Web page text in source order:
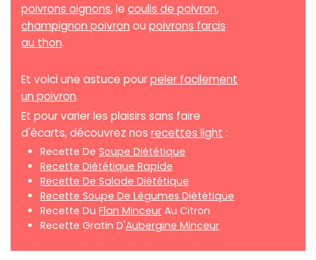
poivrons oignons, le coulis de poivron,
champignon poivron ou poivrons farcis
au thon.
Et voici une astuce pourpeler facilement
un poivron.
Et pour varier les plaisirs sans faire
d'écarts, découvrez nos recettes light :
Recette De Soupe Diététique
Recette Diététique Rapide
Recette De Salade Diététique
Recette Soupe De Légumes Diététique
Recette Du Flan Minceur Au Citron
Recette Gratin D'Aubergine Minceur